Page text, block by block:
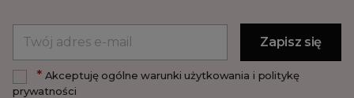
*Akceptuję ogólne warunki użytkowania i politykę
prywatności